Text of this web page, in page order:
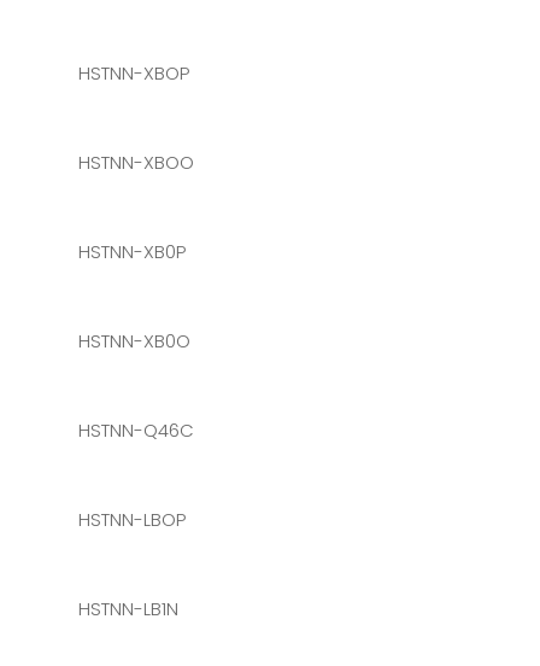
HSTNN-XBOP
HSTNN-XBOO
HSTNN-XB0P
HSTNN-XB0O
HSTNN-Q46C
HSTNN-LBOP
HSTNN-LB1N